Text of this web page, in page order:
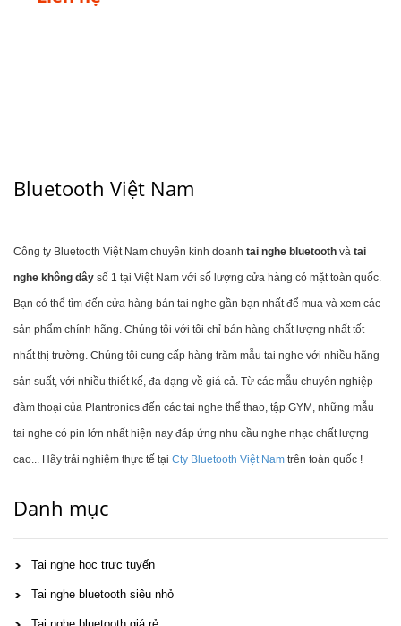
Bluetooth Việt Nam
Công ty Bluetooth Việt Nam chuyên kinh doanh tai nghe bluetooth và tai
nghe không dây số 1 tại Việt Nam với số lượng cửa hàng có mặt toàn quốc.
Bạn có thể tìm đến cửa hàng bán tai nghe gần bạn nhất để mua và xem các
sản phẩm chính hãng. Chúng tôi với tôi chỉ bán hàng chất lượng nhất tốt
nhất thị trường. Chúng tôi cung cấp hàng trăm mẫu tai nghe với nhiều hãng
sản suất, với nhiều thiết kế, đa dạng về giá cả. Từ các mẫu chuyên nghiệp
đàm thoại của Plantronics đến các tai nghe thể thao, tập GYM, những mẫu
tai nghe có pin lớn nhất hiện nay đáp ứng nhu cầu nghe nhạc chất lượng
cao... Hãy trải nghiệm thực tế tại Cty Bluetooth Việt Nam trên toàn quốc !
Danh mục
Tai nghe học trực tuyến
Tai nghe bluetooth siêu nhỏ